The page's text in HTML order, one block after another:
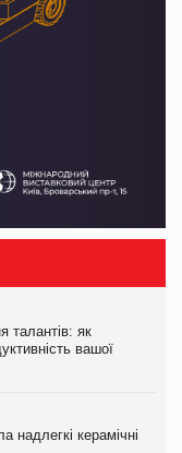
талантів: як
вашої
надлегкі керамічні